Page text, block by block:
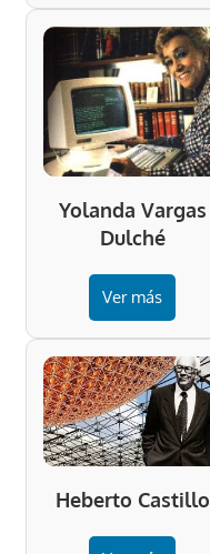
Yolanda Vargas
Dulché
Ver más
Heberto Castillo